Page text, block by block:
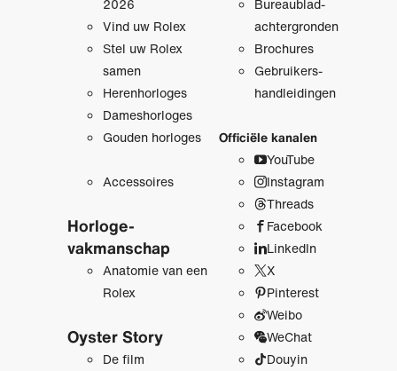
2026
Vind uw Rolex
Stel uw Rolex
samen
Herenhorloges
Dameshorloges
Gouden horloges
Accessoires
Horloge­
vakmanschap
Anatomie van een
Rolex
Oyster Story
De film
Bureaublad­
achtergronden
Brochures
Gebruikers­
handleidingen
Officiële kanalen
YouTube
Instagram
Threads
Facebook
LinkedIn
X
Pinterest
Weibo
WeChat
Douyin